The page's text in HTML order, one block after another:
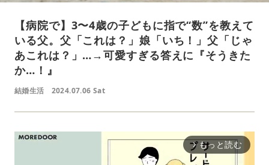
【病院で】3〜4歳の子どもに指で“数”を教えて
いる父。父「これは？」娘「いち！」父「じゃ
あこれは？」…→可愛すぎる答えに『そうきた
か…！』
結婚生活 2024.07.06 Sat
arrow_forward_ios もっと読む